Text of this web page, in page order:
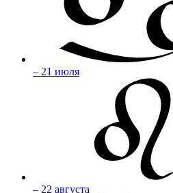
– 21 июля
– 22 августа